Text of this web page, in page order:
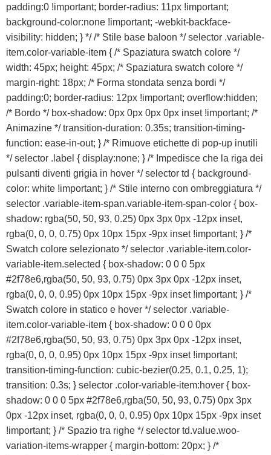
padding:0 !important; border-radius: 11px !important;
background-color:none !important; -webkit-backface-
visibility: hidden; } */ /* Stile base baloon */ selector .variable-
item.color-variable-item { /* Spaziatura swatch colore */
width: 45px; height: 45px; /* Spaziatura swatch colore */
margin-right: 18px; /* Forma stondata senza bordi */
padding:0; border-radius: 12px !important; overflow:hidden;
/* Bordo */ box-shadow: 0px 0px 0px 0px inset !important; /*
Animazine */ transition-duration: 0.35s; transition-timing-
function: ease-in-out; } /* Rimuove etichette di pop-up inutili
*/ selector .label { display:none; } /* Impedisce che la riga dei
pulsanti diventi grigia in hover */ selector td { background-
color: white !important; } /* Stile interno con ombreggiatura */
selector .variable-item-span.variable-item-span-color { box-
shadow: rgba(50, 50, 93, 0.25) 0px 3px 0px -12px inset,
rgba(0, 0, 0, 0.75) 0px 10px 15px -9px inset !important; } /*
Swatch colore selezionato */ selector .variable-item.color-
variable-item.selected { box-shadow: 0 0 0 5px
#2f78e6,rgba(50, 50, 93, 0.75) 0px 3px 0px -12px inset,
rgba(0, 0, 0, 0.95) 0px 10px 15px -9px inset !important; } /*
Swatch colore in statico e hover */ selector .variable-
item.color-variable-item { box-shadow: 0 0 0 0px
#2f78e6,rgba(50, 50, 93, 0.75) 0px 3px 0px -12px inset,
rgba(0, 0, 0, 0.95) 0px 10px 15px -9px inset !important;
transition-timing-function: cubic-bezier(0.25, 0.1, 0.25, 1);
transition: 0.3s; } selector .color-variable-item:hover { box-
shadow: 0 0 0 5px #2f78e6,rgba(50, 50, 93, 0.75) 0px 3px
0px -12px inset, rgba(0, 0, 0, 0.95) 0px 10px 15px -9px inset
!important; } /* Spazio tra righe */ selector td.value.woo-
variation-items-wrapper { margin-bottom: 20px; } /*